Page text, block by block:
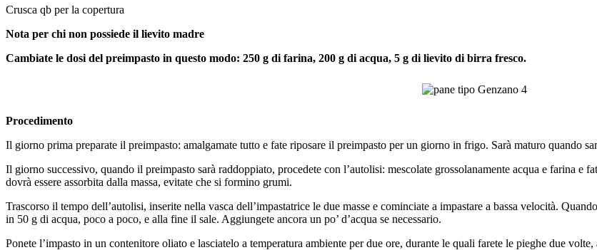
Crusca qb per la copertura
Nota per chi non possiede il lievito madre
Cambiate le dosi del preimpasto in questo modo: 250 g di farina, 200 g di acqua, 5 g di lievito di birra fresco.
Procedimento
Il giorno prima preparate il preimpasto: amalgamate tutto e fate riposare il preimpasto per un giorno in frigo. Sarà maturo quando
Il giorno successivo, quando il preimpasto sarà raddoppiato, procedete con l’autolisi: mescolate grossolanamente acqua e farina e
dovrà essere assorbita dalla massa, evitate che si formino grumi.
Trascorso il tempo dell’autolisi, inserite nella vasca dell’impastatrice le due masse e cominciate a impastare a bassa velocità.
in 50 g di acqua, poco a poco, e alla fine il sale. Aggiungete ancora un po’ d’acqua se necessario.
Ponete l’impasto in un contenitore oliato e lasciatelo a temperatura ambiente per due ore, durante le quali farete le pieghe due volte,